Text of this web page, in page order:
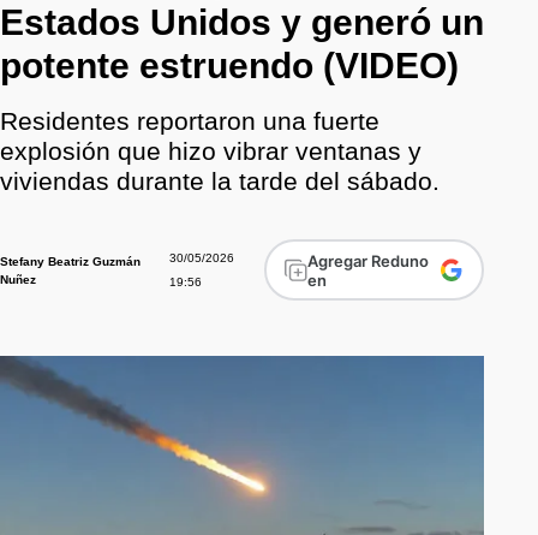
Estados Unidos y generó un
potente estruendo (VIDEO)
Residentes reportaron una fuerte
explosión que hizo vibrar ventanas y
viviendas durante la tarde del sábado.
Stefany Beatriz Guzmán
Nuñez
30/05/2026
19:56
Agregar Reduno
en